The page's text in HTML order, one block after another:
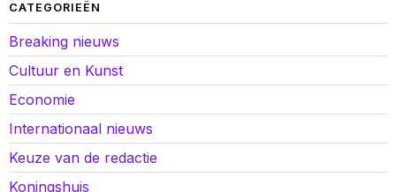
CATEGORIEËN
Breaking nieuws
Cultuur en Kunst
Economie
Internationaal nieuws
Keuze van de redactie
Koningshuis